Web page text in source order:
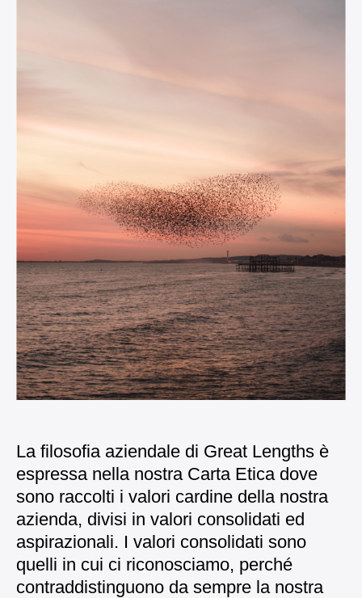
La filosofia aziendale di Great Lengths è
espressa nella nostra Carta Etica dove
sono raccolti i valori cardine della nostra
azienda, divisi in valori consolidati ed
aspirazionali. I valori consolidati sono
quelli in cui ci riconosciamo, perché
contraddistinguono da sempre la nostra